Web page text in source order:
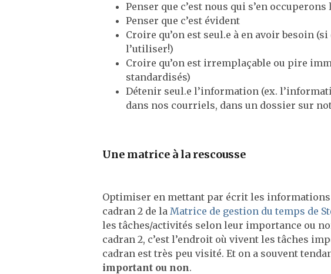
Penser que c’est nous qui s’en
Penser que c’est évident
Croire qu’on est seul.e à en avoir besoin
l’utiliser!)
Croire qu’on est irremplaçable ou pire
standardisés)
Détenir seul.e l’information (ex.
dans nos courriels, dans un dossier sur
Une matrice à la rescousse
Optimiser en mettant par écrit les
cadran 2 de la Matrice de gestion du temps de
les tâches/activités selon leur importance ou
cadran 2, c’est l’endroit où vivent les tâches
cadran est très peu visité. Et on a souvent
important ou non.